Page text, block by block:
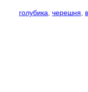
голубика черешня